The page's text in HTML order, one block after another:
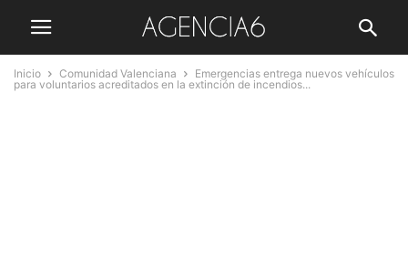
Inicio Comunidad Valenciana
Emergencias entrega nuevos vehículos
para voluntarios acreditados en la extinción de incendios...